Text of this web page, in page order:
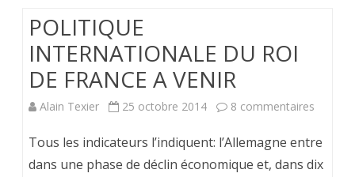
Mais
c’est
POLITIQUE
INTERNATIONALE DU ROI
DE FRANCE A VENIR
Alain Texier 25 octobre 2014 8 commentaires
Tous les indicateurs l’indiquent: l’Allemagne entre
dans une phase de déclin économique et, dans dix